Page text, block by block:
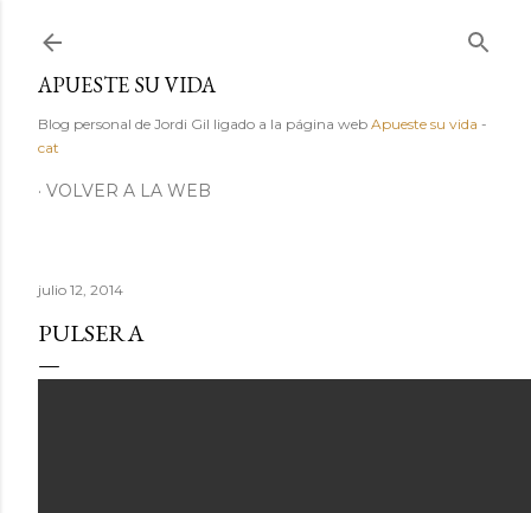
Ir al contenido principal
APUESTE SU VIDA
Blog personal de Jordi Gil ligado a la página web Apueste su vida -
cat
VOLVER A LA WEB
julio 12, 2014
PULSERA